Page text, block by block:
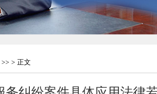
>> > 正文